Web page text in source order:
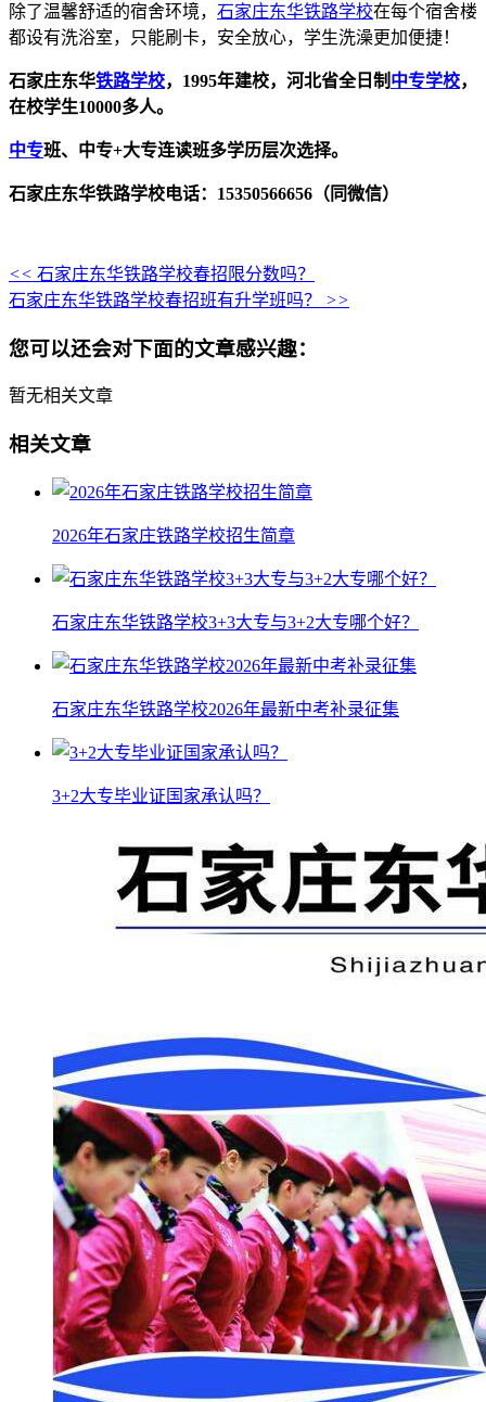
除了温馨舒适的宿舍环境， 石家庄东华铁路学校在每个宿舍楼
都设有洗浴室，只能刷卡，安全放心，学生洗澡更加便捷！
石家庄东华铁路学校，1995年建校，河北省全日制 中专学校，
在校学生10000多人。
中专班、中专+大专连读班多学历层次选择。
石家庄东华铁路学校电话：15350566656（同微信）
<< 石家庄东华铁路学校春招限分数吗？
石家庄东华铁路学校春招班有升学班吗？ >>
您可以还会对下面的文章感兴趣：
暂无相关文章
相关文章
2026年石家庄铁路学校招生简章
石家庄东华铁路学校3+3大专与3+2大专哪个好？
石家庄东华铁路学校2026年最新中考补录征集
3+2大专毕业证国家承认吗？